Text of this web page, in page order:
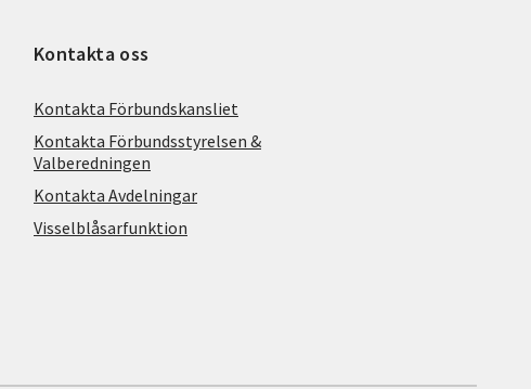
Kontakta oss
Kontakta Förbundskansliet
Kontakta Förbundsstyrelsen &
Valberedningen
Kontakta Avdelningar
Visselblåsarfunktion